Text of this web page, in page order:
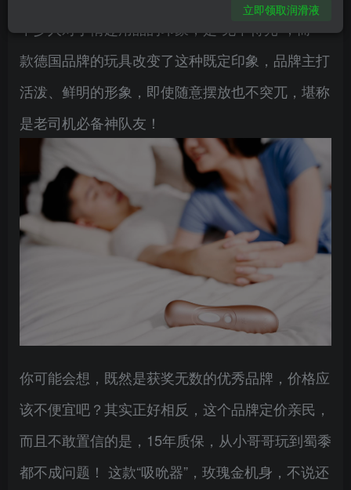
不少人对于情趣用品的印象，是“见不得光”，而一
款德国品牌的玩具改变了这种既定印象，品牌主打
活泼、鲜明的形象，即使随意摆放也不突兀，堪称
是老司机必备神队友！
你可能会想，既然是获奖无数的优秀品牌，价格应
该不便宜吧？其实正好相反，这个品牌定价亲民，
而且不敢置信的是，15年质保，从小哥哥玩到蜀黍
都不成问题！ 这款“吸吮器”，玫瑰金机身，不说还
立即领取润滑液